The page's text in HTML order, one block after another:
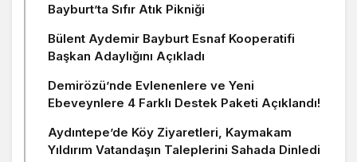
Bayburt’ta Sıfır Atık Pikniği
Bülent Aydemir Bayburt Esnaf Kooperatifi
Başkan Adaylığını Açıkladı
Demirözü’nde Evlenenlere ve Yeni
Ebeveynlere 4 Farklı Destek Paketi Açıklandı!
Aydıntepe’de Köy Ziyaretleri, Kaymakam
Yıldırım Vatandaşın Taleplerini Sahada Dinledi